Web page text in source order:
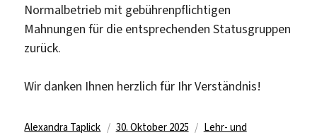
Normalbetrieb mit gebührenpflichtigen
Mahnungen für die entsprechenden Statusgruppen
zurück.
Wir danken Ihnen herzlich für Ihr Verständnis!
Autor
Alexandra Taplick
Veröffentlicht
30. Oktober 2025 Kategorien
Lehr- und